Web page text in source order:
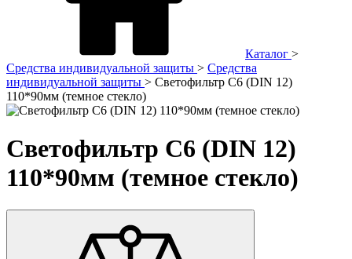
Каталог >
Средства индивидуальной защиты > Средства
индивидуальной защиты > Светофильтр С6 (DIN 12)
110*90мм (темное стекло)
Светофильтр С6 (DIN 12)
110*90мм (темное стекло)